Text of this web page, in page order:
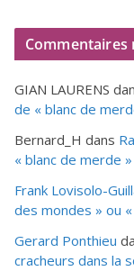
Commentaires
GIAN LAURENS
de « blanc de
Bernard_H dans
« blanc de merde »
Frank Lovisolo-
des mondes » ou «
Gerard Ponthieu
cracheurs dans la